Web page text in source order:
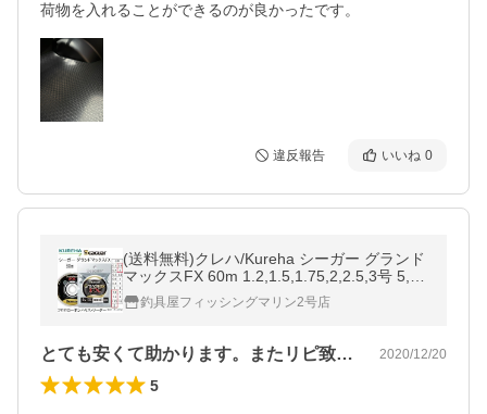
荷物を入れることができるのが良かったです。
違反報告 いいね 0
(送料無料)クレハ/Kureha シーガー グランド
マックスFX 60m 1.2,1.5,1.75,2,2.5,3号 5,6,
7,8,10,12Lbs フロロカーボンハリス・リー
ダー国産・日本製Seaguar
釣具屋フィッシングマリン2号店
とても安くて助かります。またリピ致しま… 2020/12/20
5